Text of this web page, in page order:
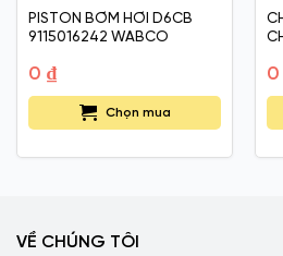
PISTON BƠM HƠI D6CB
9115016242 WABCO
0 ₫
Chọn mua
0
VỀ CHÚNG TÔI